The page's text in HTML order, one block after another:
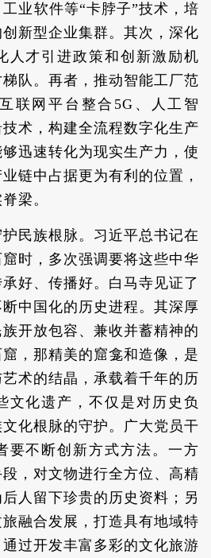
业软件等“卡脖子”技术，培
新型企业集群。其次，深化
人才引进政策和创新激励机
队。再者，推动智能工厂范
联网平台整合5G、人工智
术，构建全流程数字化生产
迅速转化为现实生产力，使
链中占据更为有利的位置，
梁。
民族根脉。习近平总书记在
时，多次强调要将这些中华
好、传播好。白马寺见证了
中国化的历史进程。其深厚
开放包容、兼收并蓄精神的
，那精美的窟龛和造像，是
术的结晶，承载着千年的历
文化遗产，不仅是对历史负
化根脉的守护。广大党员干
要不断创新方式方法。一方
，对文物进行全方位、高精
人留下珍贵的历史资料；另
融合发展，打造具有地域特
过开发丰富多彩的文化旅游